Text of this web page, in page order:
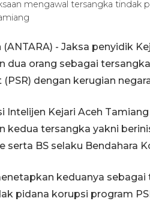
mengawal tersangka tindak
(ANTARA) - Jaksa penyidik
dua orang sebagai
dengan kerugian
Intelijen Kejari Aceh
kedua tersangka yakni
serta BS selaku Bendahara
keduanya
pidana korupsi program